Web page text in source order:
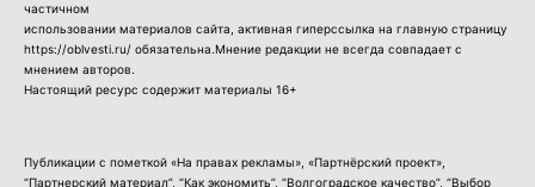
частичном
использовании материалов сайта, активная гиперссылка на главную страницу
https://oblvesti.ru/ обязательна.Мнение редакции не всегда совпадает с
мнением авторов.
Настоящий ресурс содержит материалы 16+
Публикации с пометкой «На правах рекламы», «Партнёрский проект»,
“Партнерский материал”, “Как экономить”, “Волгоградское качество”, “Выбор